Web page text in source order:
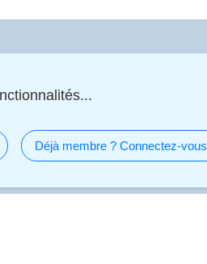
Déjà membre ? Connectez-vous